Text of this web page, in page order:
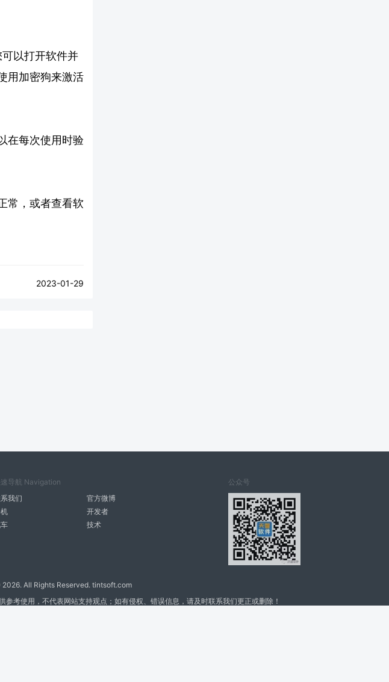
以打开软件并
用加密狗来激活
在每次使用时验
常，或者查看软
2023-01-29
导航 Navigation
我们
官方微博
开发者
技术
公众号
2026. All Rights Reserved. tintsoft.com
考使用，不代表网站支持观点；如有侵权、错误信息，请及时联系我们更正或删除！